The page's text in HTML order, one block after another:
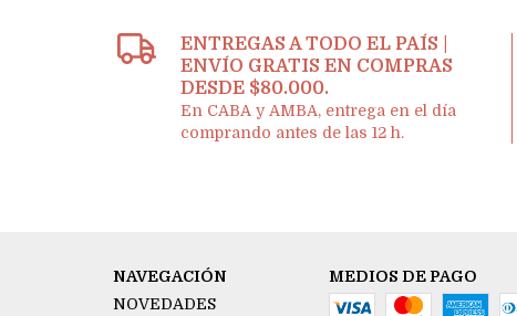
ENTREGAS A TODO EL PAÍS |
ENVÍO GRATIS EN COMPRAS
DESDE $80.000.
En CABA y AMBA, entrega en el día
comprando antes de las 12 h.
NAVEGACIÓN
NOVEDADES
MEDIOS DE PAGO